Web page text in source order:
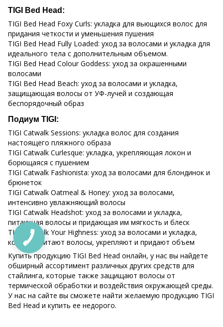
TIGI Bed Head:
TIGI Bed Head Foxy Curls: укладка для вьющихся волос для
придания четкости и уменьшения пушения
TIGI Bed Head Fully Loaded: уход за волосами и укладка для
идеального тела с дополнительным объемом.
TIGI Bed Head Colour Goddess: уход за окрашенными
волосами
TIGI Bed Head Beach: уход за волосами и укладка,
защищающая волосы от УФ-лучей и создающая
беспорядочный образ
Подиум TIGI:
TIGI Catwalk Sessions: укладка волос для создания
настоящего пляжного образа
TIGI Catwalk Curlesque: укладка, укрепляющая локон и
борющаяся с пушением
TIGI Catwalk Fashionista: уход за волосами для блондинок и
брюнеток
TIGI Catwalk Oatmeal & Honey: уход за волосами,
интенсивно увлажняющий волосы
TIGI Catwalk Headshot: уход за волосами и укладка,
питающая волосы и придающая им мягкость и блеск
TIGI Catwalk Your Highness: уход за волосами и укладка,
которые питают волосы, укрепляют и придают объем
Купить продукцию TIGI Bed Head онлайн, у нас вы найдете
обширный ассортимент различных других средств для
стайлинга, которые также защищают волосы от
термической обработки и воздействия окружающей среды.
У нас на сайте вы сможете найти желаемую продукцию TIGI
Bed Head и купить ее недорого.